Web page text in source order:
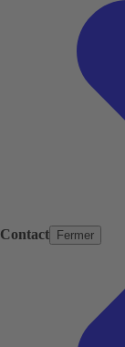
Contact Fermer